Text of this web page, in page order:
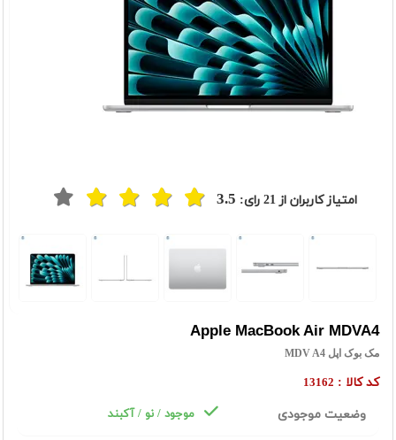
امتیاز کاربران از21 رای: 3.5
Apple MacBook Air MDVA4
مک بوک اپل MDV A4
کد کالا : 13162
وضعیت موجودی موجود / نو / آکبند